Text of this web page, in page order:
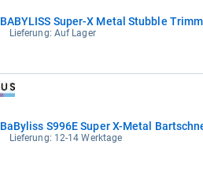
BABYLISS Super-X Metal Stubble
Lieferung: Auf Lager
BaByliss S996E Super X-Metal
Lieferung: 12-14 Werktage